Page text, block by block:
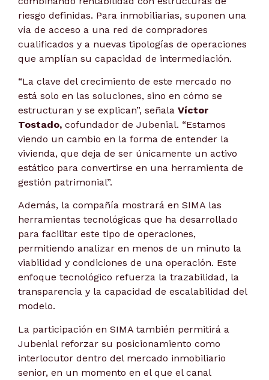
riesgo definidas. Para inmobiliarias, suponen una
vía de acceso a una red de compradores
cualificados y a nuevas tipologías de operaciones
que amplían su capacidad de intermediación.
“La clave del crecimiento de este mercado no
está solo en las soluciones, sino en cómo se
estructuran y se explican”, señala Víctor
Tostado, cofundador de Jubenial. “Estamos
viendo un cambio en la forma de entender la
vivienda, que deja de ser únicamente un activo
estático para convertirse en una herramienta de
gestión patrimonial”.
Además, la compañía mostrará en SIMA las
herramientas tecnológicas que ha desarrollado
para facilitar este tipo de operaciones,
permitiendo analizar en menos de un minuto la
viabilidad y condiciones de una operación. Este
enfoque tecnológico refuerza la trazabilidad, la
transparencia y la capacidad de escalabilidad del
modelo.
La participación en SIMA también permitirá a
Jubenial reforzar su posicionamiento como
interlocutor dentro del mercado inmobiliario
senior, en un momento en el que el canal